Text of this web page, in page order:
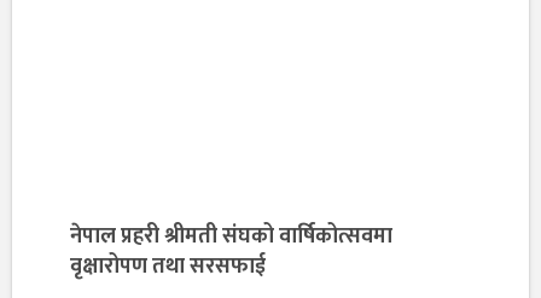
नेपाल प्रहरी श्रीमती संघको वार्षिकोत्सवमा
वृक्षारोपण तथा सरसफाई